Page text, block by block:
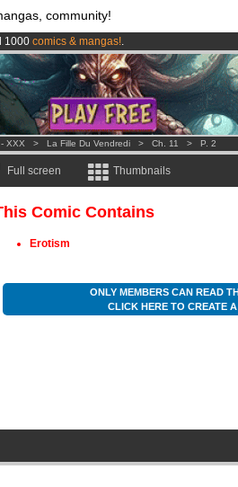
community!
1000 comics & mangas!.
!.
euros per month !Get membership now
XXX > La Fille Du Vendredi > Ch. 11 > P. 2
Full screen Thumbnails
Comic Contains
Erotism
ONLY MEMBERS CAN READ
CLICK HERE TO CREATE